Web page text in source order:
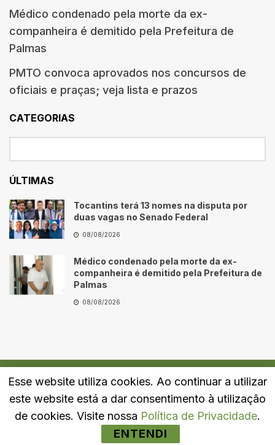
Médico condenado pela morte da ex-
companheira é demitido pela Prefeitura de
Palmas
PMTO convoca aprovados nos concursos de
oficiais e praças; veja lista e prazos
CATEGORIAS
ÚLTIMAS
Tocantins terá 13 nomes na disputa por
duas vagas no Senado Federal
08/08/2026
Médico condenado pela morte da ex-
companheira é demitido pela Prefeitura de
Palmas
08/08/2026
Quem Somos Fale Conosco Política de Privacidade
Esse website utiliza cookies. Ao continuar a utilizar
este website está a dar consentimento à utilização
de cookies. Visite nossa Política de Privacidade.
ENTENDI